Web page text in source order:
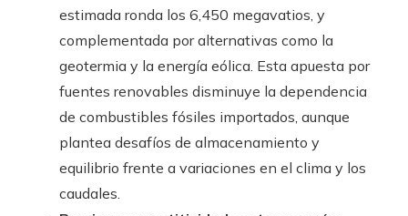
estimada ronda los 6,450 megavatios, y
complementada por alternativas como la
geotermia y la energía eólica. Esta apuesta por
fuentes renovables disminuye la dependencia
de combustibles fósiles importados, aunque
plantea desafíos de almacenamiento y
equilibrio frente a variaciones en el clima y los
caudales.